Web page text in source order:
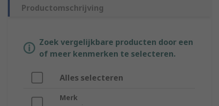
Productomschrijving
Zoek vergelijkbare producten door een
of meer kenmerken te selecteren.
Alles selecteren
Merk